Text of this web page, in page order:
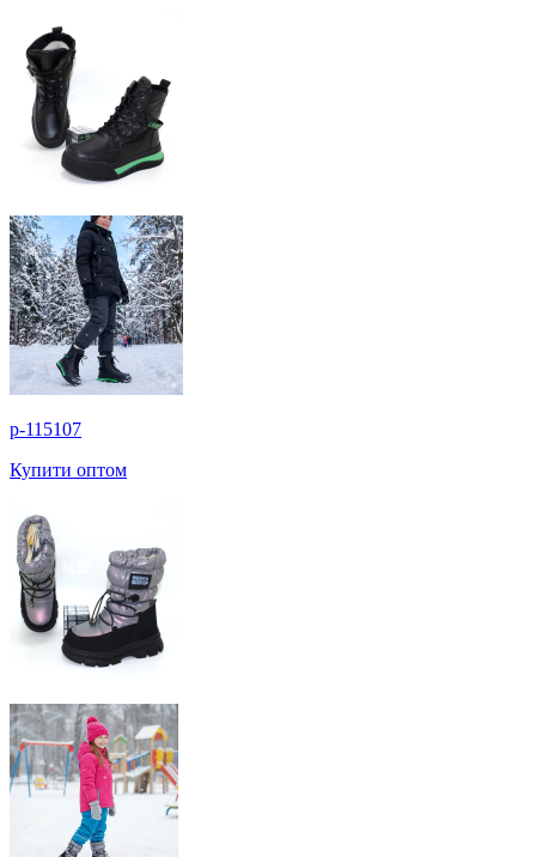
p-115107
Купити оптом